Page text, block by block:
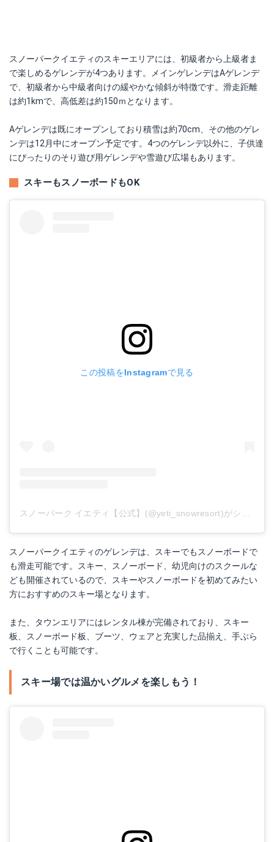
スノーパークイエティのスキーエリアには、初級者から上級者ま
で楽しめるゲレンデが4つあります。メインゲレンデはAゲレンデ
で、初級者から中級者向けの緩やかな傾斜が特徴です。滑走距離
は約1kmで、高低差は約150ｍとなります。
Aゲレンデは既にオープンしており積雪は約70cm、その他のゲレ
ンデは12月中にオープン予定です。4つのゲレンデ以外に、子供達
にぴったりのそり遊び用ゲレンデや雪遊び広場もあります。
スキーもスノーボードもOK
この投稿をInstagramで見る
スノーパーク イエティ【公式】(@yeti_snowresort)がシェアした投稿
スノーパークイエティのゲレンデは、スキーでもスノーボードで
も滑走可能です。スキー、スノーボード、幼児向けのスクールな
ども開催されているので、スキーやスノーボードを初めてみたい
方におすすめのスキー場となります。
また、タウンエリアにはレンタル棟が完備されており、スキー
板、スノーボード板、ブーツ、ウェアと充実した品揃え、手ぶら
で行くことも可能です。
スキー場では温かいグルメを楽しもう！